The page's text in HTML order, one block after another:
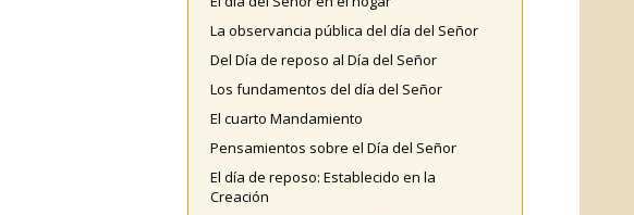
La observancia pública del día del Señor
Del Día de reposo al Día del Señor
Los fundamentos del día del Señor
El cuarto Mandamiento
Pensamientos sobre el Día del Señor
El día de reposo: Establecido en la
Creación